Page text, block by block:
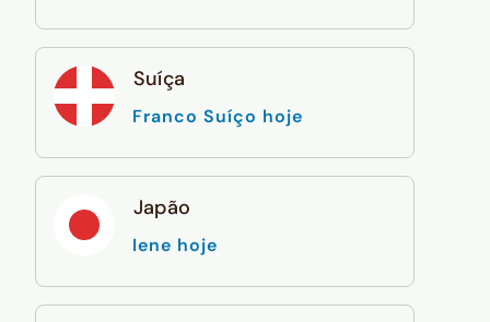
Suíça
Franco Suíço hoje
Japão
Iene hoje